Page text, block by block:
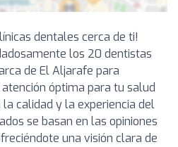
dentales cerca de ti!
los 20 dentistas
de El Aljarafe para
óptima para tu salud
la calidad y la experiencia del
se basan en las opiniones
una visión clara de